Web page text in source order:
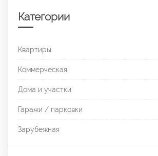
Категории
Квартиры
Коммерческая
Дома и участки
Гаражи / парковки
Зарубежная